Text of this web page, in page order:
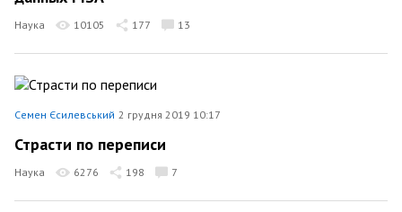
Наука 10105 177 13
Семен Єсилевський 2 грудня 2019 10:17
Страсти по переписи
Наука 6276 198 7